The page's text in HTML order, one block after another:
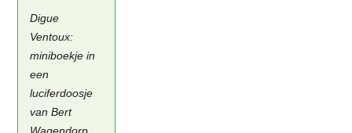
Digue
Ventoux:
miniboekje in
een
luciferdoosje
van Bert
Wagendorp